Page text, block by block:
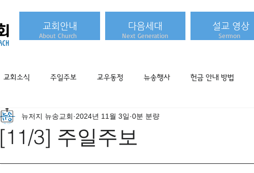
교회안내 다음세대 설교 영상
About Church Sermon
Next Generation
교회소식 주일주보 교우동정 뉴송행사 헌금 안내 방법
[11/3] 주일주보
뉴저지 뉴송교회 2024년 11월 3일 0분 분량